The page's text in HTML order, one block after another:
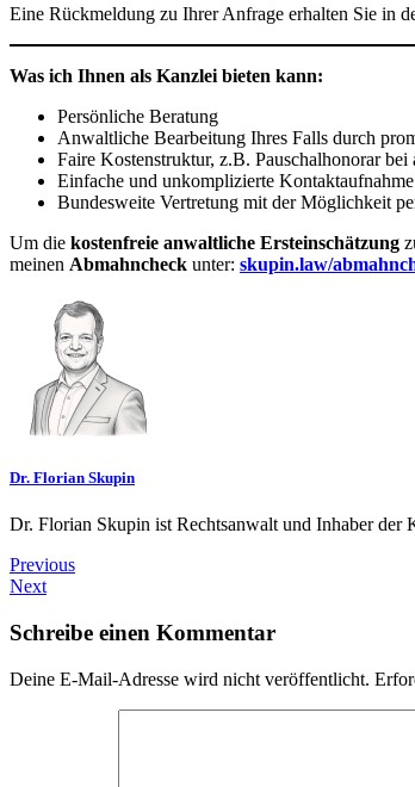
Eine Rückmeldung zu Ihrer Anfrage erhalten Sie in
Was ich Ihnen als Kanzlei bieten kann:
Persönliche Beratung
Anwaltliche Bearbeitung Ihres Falls durch
Faire Kostenstruktur, z.B. Pauschalhonorar
Einfache und unkomplizierte
Bundesweite Vertretung mit der Möglichkeit
Um die kostenfreie anwaltliche Ersteinschätzung
meinen Abmahncheck unter: skupin.law/
Dr. Florian Skupin
Dr. Florian Skupin ist Rechtsanwalt und Inhaber der
Previous
Next
Schreibe einen Kommentar
Deine E-Mail-Adresse wird nicht veröffentlicht.